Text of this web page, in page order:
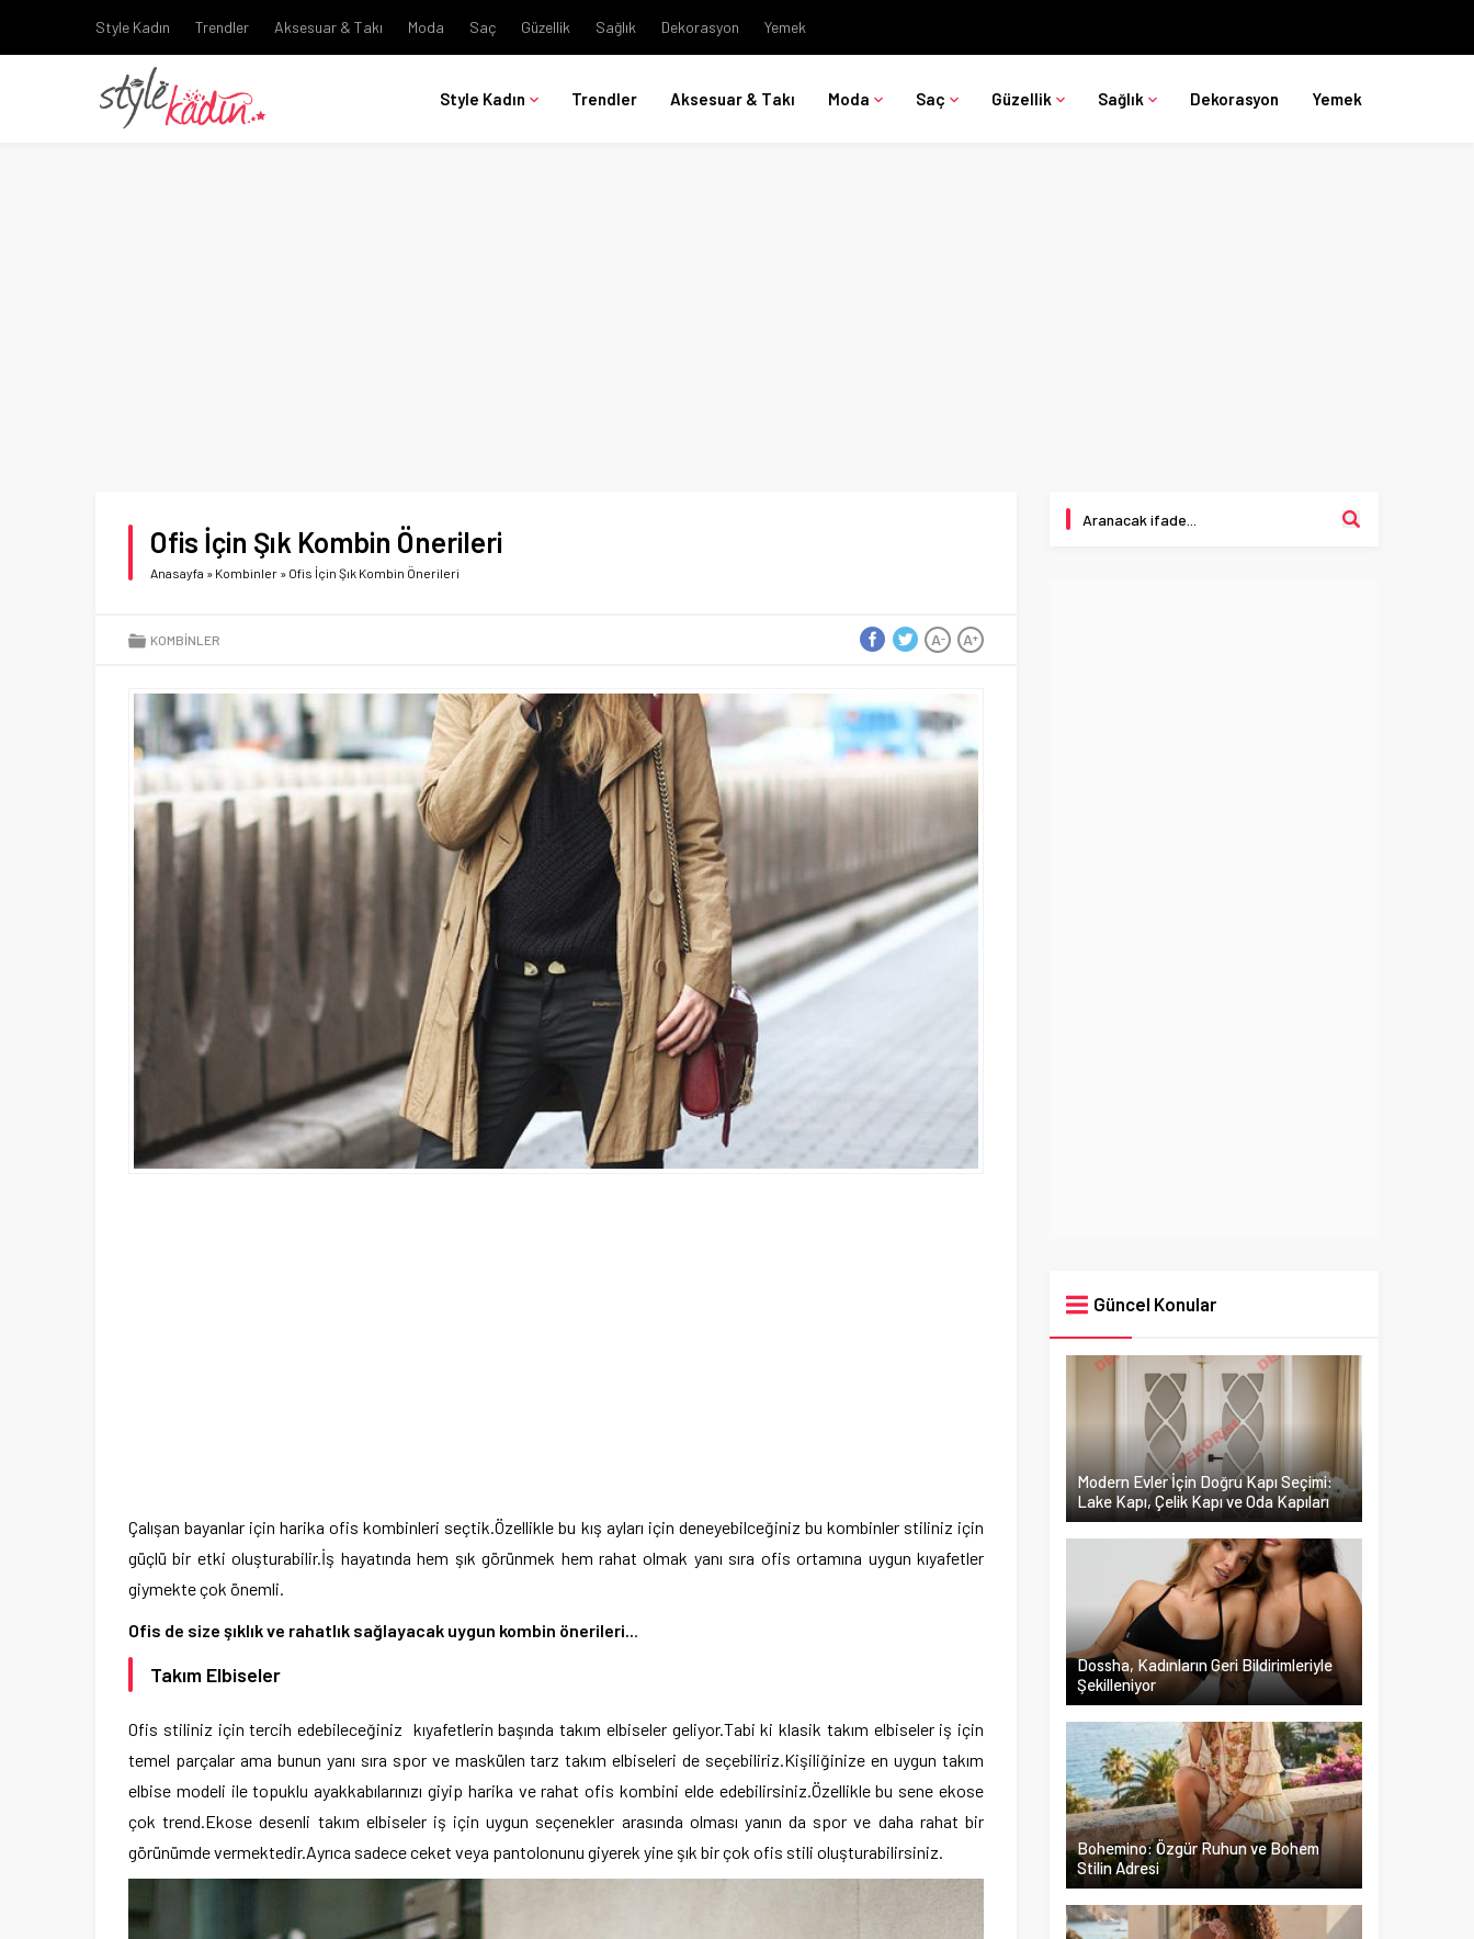
Style Kadın Trendler Aksesuar & Takı Moda Saç Güzellik Sağlık Dekorasyon Yemek
Style Kadın Trendler Aksesuar & Takı Moda Saç Güzellik Sağlık Dekorasyon Yemek
Ofis İçin Şık Kombin Önerileri
Anasayfa » Kombinler » Ofis İçin Şık Kombin Önerileri
KOMBINLER A+
A-
Çalışan bayanlar için harika ofis kombinleri seçtik.Özellikle bu kış ayları için deneyebilceğiniz bu kombinler stiliniz için
güçlü bir etki oluşturabilir.İş hayatında hem şık görünmek hem rahat olmak yanı sıra ofis ortamına uygun kıyafetler
giymekte çok önemli.
Ofis de size şıklık ve rahatlık sağlayacak uygun kombin önerileri...
Takım Elbiseler
Ofis stiliniz için tercih edebileceğiniz kıyafetlerin başında takım elbiseler geliyor.Tabi ki klasik takım elbiseler iş için
temel parçalar ama bunun yanı sıra spor ve maskülen tarz takım elbiseleri de seçebiliriz.Kişiliğinize en uygun takım
elbise modeli ile topuklu ayakkabılarınızı giyip harika ve rahat ofis kombini elde edebilirsiniz.Özellikle bu sene ekose
çok trend.Ekose desenli takım elbiseler iş için uygun seçenekler arasında olması yanın da spor ve daha rahat bir
görünümde vermektedir.Ayrıca sadece ceket veya pantolonunu giyerek yine şık bir çok ofis stili oluşturabilirsiniz.
Güncel Konular
Modern Evler İçin Doğru Kapı Seçimi:
Lake Kapı, Çelik Kapı ve Oda Kapıları
Dossha, Kadınların Geri Bildirimleriyle
Şekilleniyor
Bohemino: Özgür Ruhun ve Bohem
Stilin Adresi